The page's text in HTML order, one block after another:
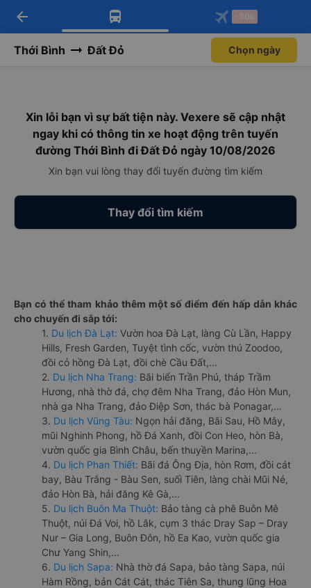
Tải app Vexere ngay!
Nhận ưu đãi thành viên độc
Mở app
Tải app Vexere
-30k/ghế khi đặt vé máy bay qua
Mở app
arrow_back -30k
Thới Bình Đất Đỏ Chọn ngày
Xin lỗi bạn vì sự bất tiện này. Vexere sẽ cập nhật
ngay khi có thông tin xe hoạt động trên tuyến
đường Thới Bình đi Đất Đỏ ngày 10/08/2026
Xin bạn vui lòng thay đổi tuyến đường tìm kiếm
Thay đổi tìm kiếm
Bạn có thể tham khảo thêm một số điểm đến hấp dẫn khác
cho chuyến đi sắp tới:
1. Du lịch Đà Lạt: Vườn hoa Đà Lạt, làng Cù Lần, Happy
Hills, Fresh Garden, Tuyệt tình cốc, vườn thú Zoodoo,
đồi cỏ hồng Đà Lạt, đồi chè Cầu Đất,...
2. Du lịch Nha Trang: Bãi biển Trần Phú, tháp Trầm
Hương, nhà thờ đá, chợ đêm Nha Trang, đảo Hòn Mun,
nhà ga Nha Trang, đảo Điệp Sơn, thác bà Ponagar,...
3. Du lịch Vũng Tàu: Ngọn hải đăng, Bãi Sau, Hồ Mây,
mũi Nghinh Phong, hồ Đá Xanh, đồi Con Heo, hòn Bà,
vườn quốc gia Bình Châu, bến thuyền Marina,...
4. Du lịch Phan Thiết: Bãi đá Ông Địa, hòn Rơm, đồi cát
bay, Bàu Trắng - Bàu Sen, suối Tiên, làng chài Mũi Né,
đảo Hòn Bà, hải đăng Kê Gà,...
5. Du lịch Buôn Ma Thuột: Bảo tàng cà phê Buôn Mê
Thuột, núi Đá Voi, hồ Lắk, cụm 3 thác Dray Sap – Dray
Nur – Gia Long, Buôn Đôn, hồ Ea Kao, vườn quốc gia
Chư Yang Shin,...
6. Du lịch Sapa: Nhà thờ đá Sapa, bảo tàng Sapa, núi
Hàm Rồng, bản Cát Cát, thác Tiên Sa, thung lũng Hoa